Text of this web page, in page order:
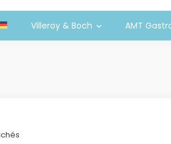
Villeroy & Boch AMT